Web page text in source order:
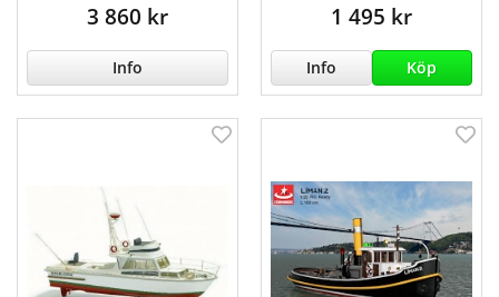
3 860 kr
Info
1 495 kr
Info Köp